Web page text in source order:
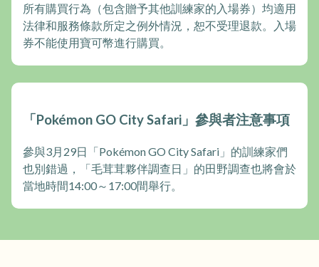
所有購買行為（包含贈予其他訓練家的入場券）均適用
法律和服務條款所定之例外情況，恕不受理退款。入場
券不能使用寶可幣進行購買。
「Pokémon GO City Safari」參與者注意事項
參與3月29日「Pokémon GO City Safari」的訓練家們
也別錯過，「毛茸茸夥伴調查日」的田野調查也將會於
當地時間14:00～17:00間舉行。